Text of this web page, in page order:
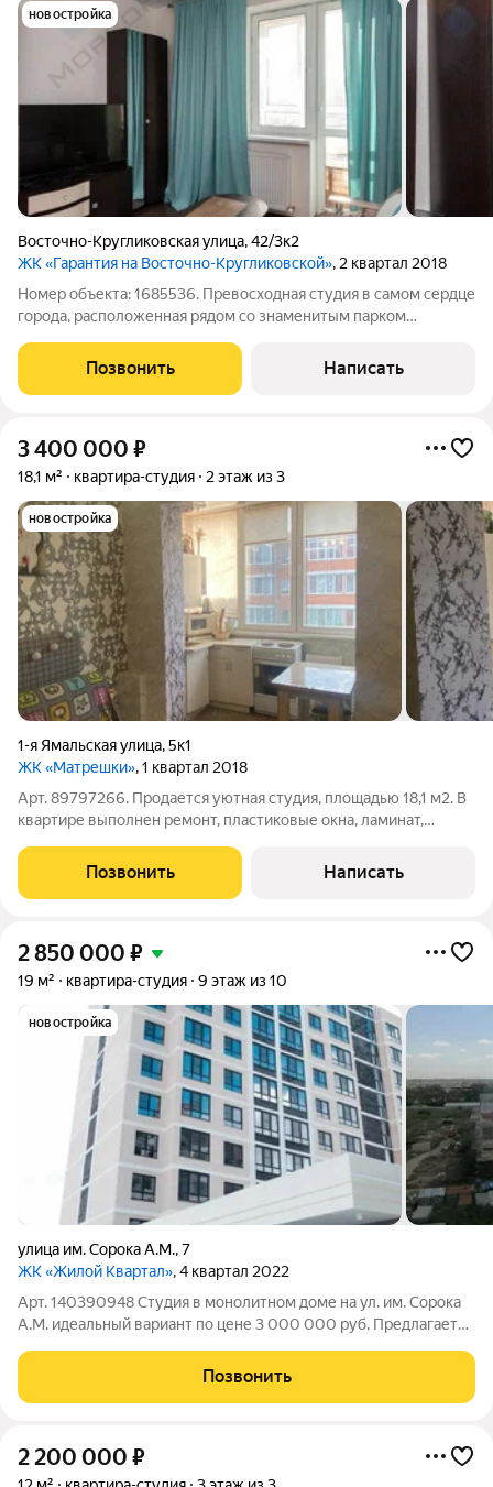
новостройка
Восточно-Кругликовская улица,42/3к2
ЖК «Гарантия на Восточно-Кругликовской», 2 квартал 2018
Номер объекта: 1685536. Превосходная студия в самом сердце
города, расположенная рядом со знаменитым парком
проживания ,так и для инвестиций долгосрочных и
посуточных, т.к. туристов здесь очень
Позвонить Написать
3 400 000 ₽
18,1 м² квартира-студия 2 этаж из 3
новостройка
1-я Ямальская улица,5к1
ЖК «Матрешки», 1 квартал 2018
Арт. 89797266. Продается уютная студия, площадью 18,1 м2. В
квартире выполнен ремонт, пластиковые окна, ламинат,
гарнитур.Закрытая территория, шлагбаум, видеонаблюдение,
между корпусами детские
Позвонить Написать
2 850 000 ₽
19 м² квартира-студия 9 этаж из 10
новостройка
улица им. Сорока А.М.,7
ЖК «Жилой Квартал», 4 квартал 2022
Арт. 140390948 Студия в монолитном доме на ул. им. Сорока
А.М. идеальный вариант по цене 3 000 000 руб. Предлагается
площадью 19 м в Прикубанском районе Краснодара. Прямая
продажа, все документы
Позвонить
2 200 000 ₽